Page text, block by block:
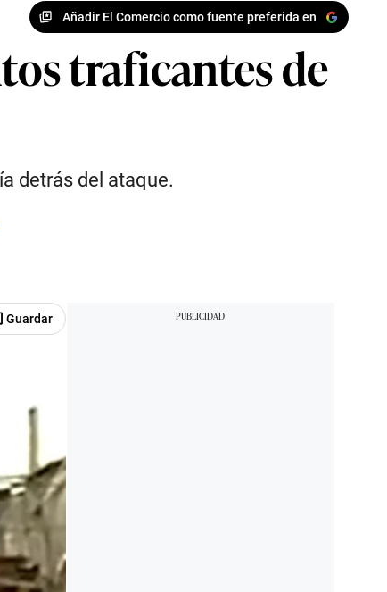
Añadir El Comercio como fuente preferida en
traficantes de
detrás del ataque.
Guardar